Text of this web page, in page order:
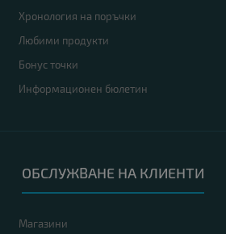
Хронология на поръчки
Любими продукти
Бонус точки
Информационен бюлетин
ОБСЛУЖВАНЕ НА КЛИЕНТИ
Магазини